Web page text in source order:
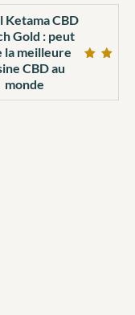
Ketama CBD
Gold : peut
la meilleure
CBD au
monde